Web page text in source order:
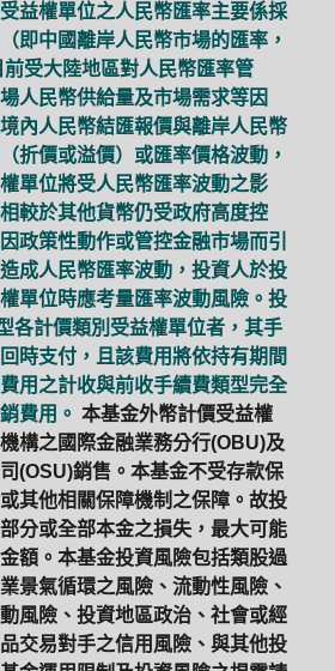
益權單位之人民幣匯率主要係採
即中國離岸人民幣市場的匯率，
受大陸地區對人民幣匯率管
人民幣供給量及市場需求等因
內人民幣結匯報價與離岸人民幣
折價或溢價）或匯率價格波動，
單位將受人民幣匯率波動之影
較於其他貨幣仍受政府高度控
政策性動作或管控金融市場而引
成人民幣匯率波動，投資人於投
單位時應考量匯率波動風險。投
各計價類別受益權單位者，其手
時支付，且該費用將依持有期間
用之計收與前收手續費類型完全
費用。 本基金外幣計價受益權
構之國際金融業務分行(OBU)及
(OSU)銷售。本基金不受存款保
其他相關保障機制之保障。故投
分或全部本金之損失，最大可能
額。本基金投資風險包括類股過
景氣循環之風險、流動性風險、
風險、投資地區政治、社會或經
交易對手之信用風險、與其他投